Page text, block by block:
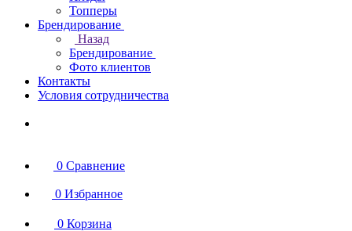
Топперы
Брендирование
Назад
Брендирование
Фото клиентов
Контакты
Условия сотрудничества
0 Сравнение
0 Избранное
0 Корзина